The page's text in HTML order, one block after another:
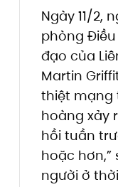
Ngày 11/2,
phòng
đạo của
Martin
thiệt mạng
hoàng xảy
hồi tuần
hoặc hơn,”
người ở